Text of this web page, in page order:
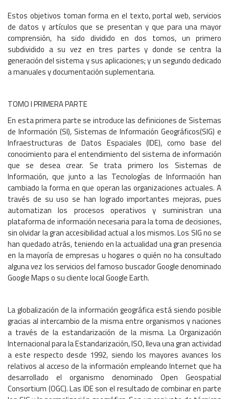
Estos objetivos toman forma en el texto, portal web, servicios
de datos y artículos que se presentan y que para una mayor
comprensión, ha sido dividido en dos tomos, un primero
subdividido a su vez en tres partes y donde se centra la
generación del sistema y sus aplicaciones; y un segundo dedicado
a manuales y documentación suplementaria.
TOMO I PRIMERA PARTE
En esta primera parte se introduce las definiciones de Sistemas
de Información (SI), Sistemas de Información Geográficos(SIG) e
Infraestructuras de Datos Espaciales (IDE), como base del
conocimiento para el entendimiento del sistema de información
que se desea crear. Se trata primero los Sistemas de
Información, que junto a las Tecnologías de Información han
cambiado la forma en que operan las organizaciones actuales. A
través de su uso se han logrado importantes mejoras, pues
automatizan los procesos operativos y suministran una
plataforma de información necesaria para la toma de decisiones,
sin olvidar la gran accesibilidad actual a los mismos. Los SIG no se
han quedado atrás, teniendo en la actualidad una gran presencia
en la mayoría de empresas u hogares o quién no ha consultado
alguna vez los servicios del famoso buscador Google denominado
Google Maps o su cliente local Google Earth.
La globalización de la información geográfica está siendo posible
gracias al intercambio de la misma entre organismos y naciones
a través de la estandarización de la misma. La Organización
Internacional para la Estandarización, ISO, lleva una gran actividad
a este respecto desde 1992, siendo los mayores avances los
relativos al acceso de la información empleando Internet que ha
desarrollado el organismo denominado Open Geospatial
Consortium (OGC). Las IDE son el resultado de combinar en parte